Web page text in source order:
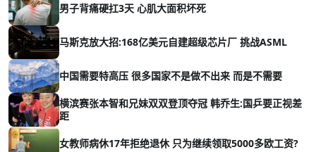
男子背痛硬扛3天 心肌大面积坏死
马斯克放大招:168亿美元自建超级芯片厂 挑战ASML
中国需要特高压 很多国家不是做不出来 而是不需要
横滨赛张本智和兄妹双双登顶夺冠 韩乔生:国乒要正视差
距
女教师病休17年拒绝退休 只为继续领取5000多欧工资?